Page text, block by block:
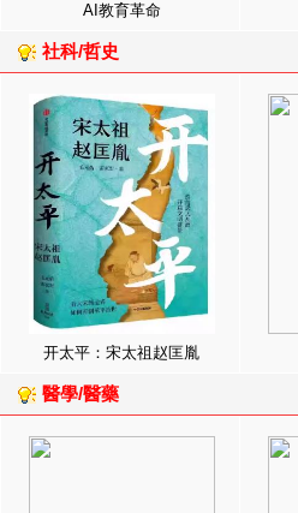
AI教育革命
社科/哲史
开太平：宋太祖赵匡胤
醫學/醫藥